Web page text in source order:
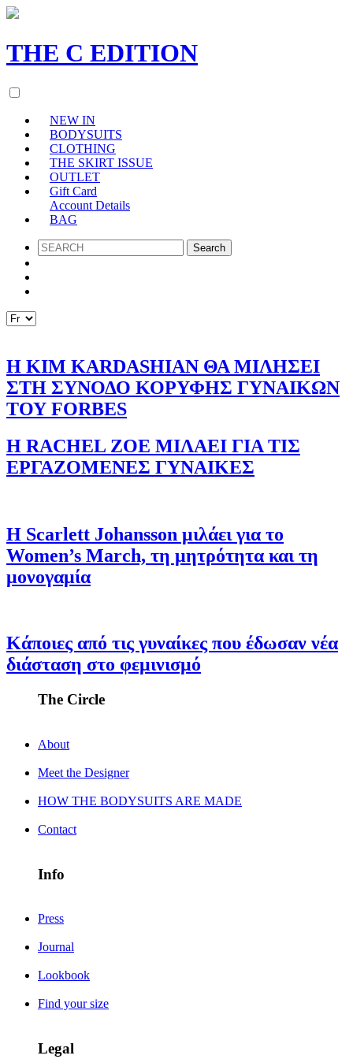
THE C EDITION
NEW IN
BODYSUITS
CLOTHING
THE SKIRT ISSUE
OUTLET
Gift Card
Account Details
BAG
SEARCH
Η KIM KARDASHIAN ΘΑ ΜΙΛΗΣΕΙ
ΣΤΗ ΣΥΝΟΔΟ ΚΟΡΥΦΗΣ ΓΥΝΑΙΚΩΝ
ΤΟΥ FORBES
Η RACHEL ZOE ΜΙΛΑΕΙ ΓΙΑ ΤΙΣ
ΕΡΓΑΖΟΜΕΝΕΣ ΓΥΝΑΙΚΕΣ
Η Scarlett Johansson μιλάει για το
Women’s March, τη μητρότητα και τη
μονογαμία
Κάποιες από τις γυναίκες που έδωσαν νέα
διάσταση στο φεμινισμό
The Circle
About
Meet the Designer
HOW THE BODYSUITS ARE MADE
Contact
Info
Press
Journal
Lookbook
Find your size
Legal